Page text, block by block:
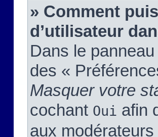
» Comment
d’utilisateur
Dans le
des «
Masquer votre
cochant Oui afin
aux